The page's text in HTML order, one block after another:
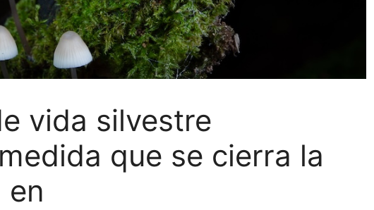
vida silvestre
que se cierra la